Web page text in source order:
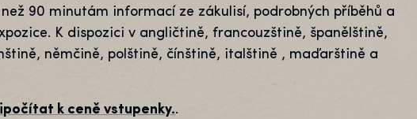
90 minutám informací ze zákulisí, podrobných příběhů a
K dispozici v angličtině, francouzštině, španělštině,
němčině, polštině, čínštině, italštině , maďarštině a
k ceně vstupenky..